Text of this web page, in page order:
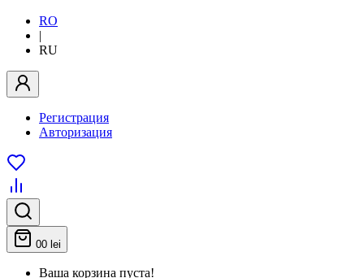
RO
|
RU
Регистрация
Авторизация
00 lei
Ваша корзина пуста!